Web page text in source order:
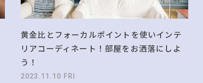
黄金比とフォーカルポイントを使いインテ
リアコーディネート！部屋をお洒落にしよ
う！
2023.11.10 FRI